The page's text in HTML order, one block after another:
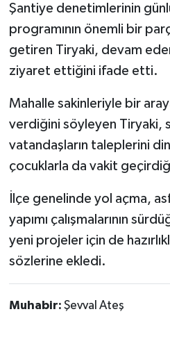
Şantiye denetimlerinin
programının önemli bir
getiren Tiryaki, devam
ziyaret ettiğini ifade etti.
Mahalle sakinleriyle bir
verdiğini söyleyen Tiryaki,
vatandaşların taleplerini
çocuklarla da vakit
İlçe genelinde yol açma,
yapımı çalışmalarının
yeni projeler için de
sözlerine ekledi.
Muhabir: Şevval Ateş